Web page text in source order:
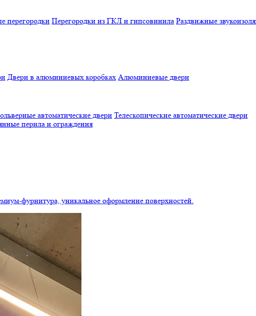
перегородки Перегородки из ГКЛ и гипсовинила Раздвижные
Двери в алюминиевых коробках Алюминиевые двери
автоматические двери Телескопические автоматические двери
перила и ограждения
фурнитура, уникальное оформление поверхностей.